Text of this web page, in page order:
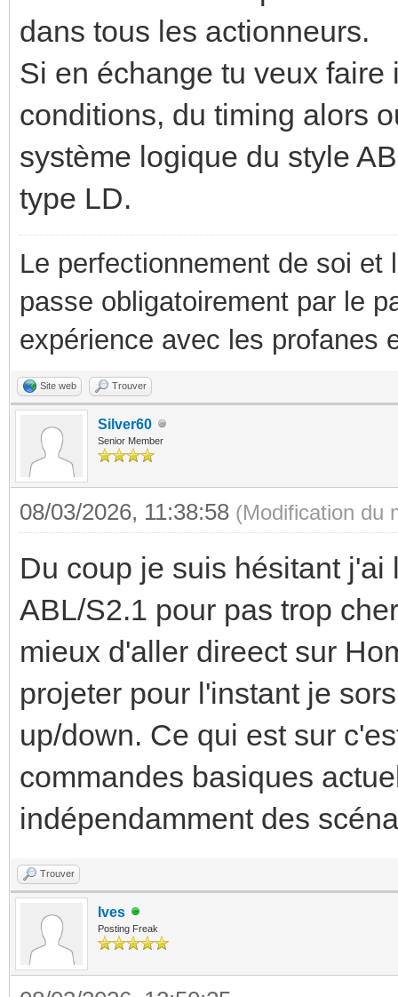
dans tous les actionneurs.
Si en échange tu veux
conditions, du timing alors
système logique du style
type LD.
Le perfectionnement de soi
passe obligatoirement par le
expérience avec les profanes
Site web Trouver
Silver60
Senior Member
08/03/2026, 11:38:58 (Modification du
Du coup je suis hésitant
ABL/S2.1 pour pas trop
mieux d'aller direect sur
projeter pour l'instant je
up/down. Ce qui est sur
commandes basiques
indépendamment des
Trouver
Ives
Posting Freak